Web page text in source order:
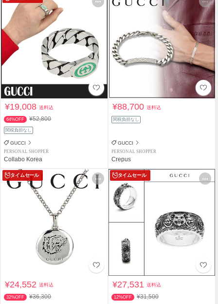
¥19,008送料込
64%OFF ¥52,800
関税負担なし
GUCCI
PERSONAL SHOPPER
Collabo Korea
¥88,700送料込
関税負担なし
GUCCI
PERSONAL SHOPPER
Crepus
タイムセール
¥24,552送料込
32%OFF ¥36,300
タイムセール
¥27,531送料込
12%OFF ¥31,500